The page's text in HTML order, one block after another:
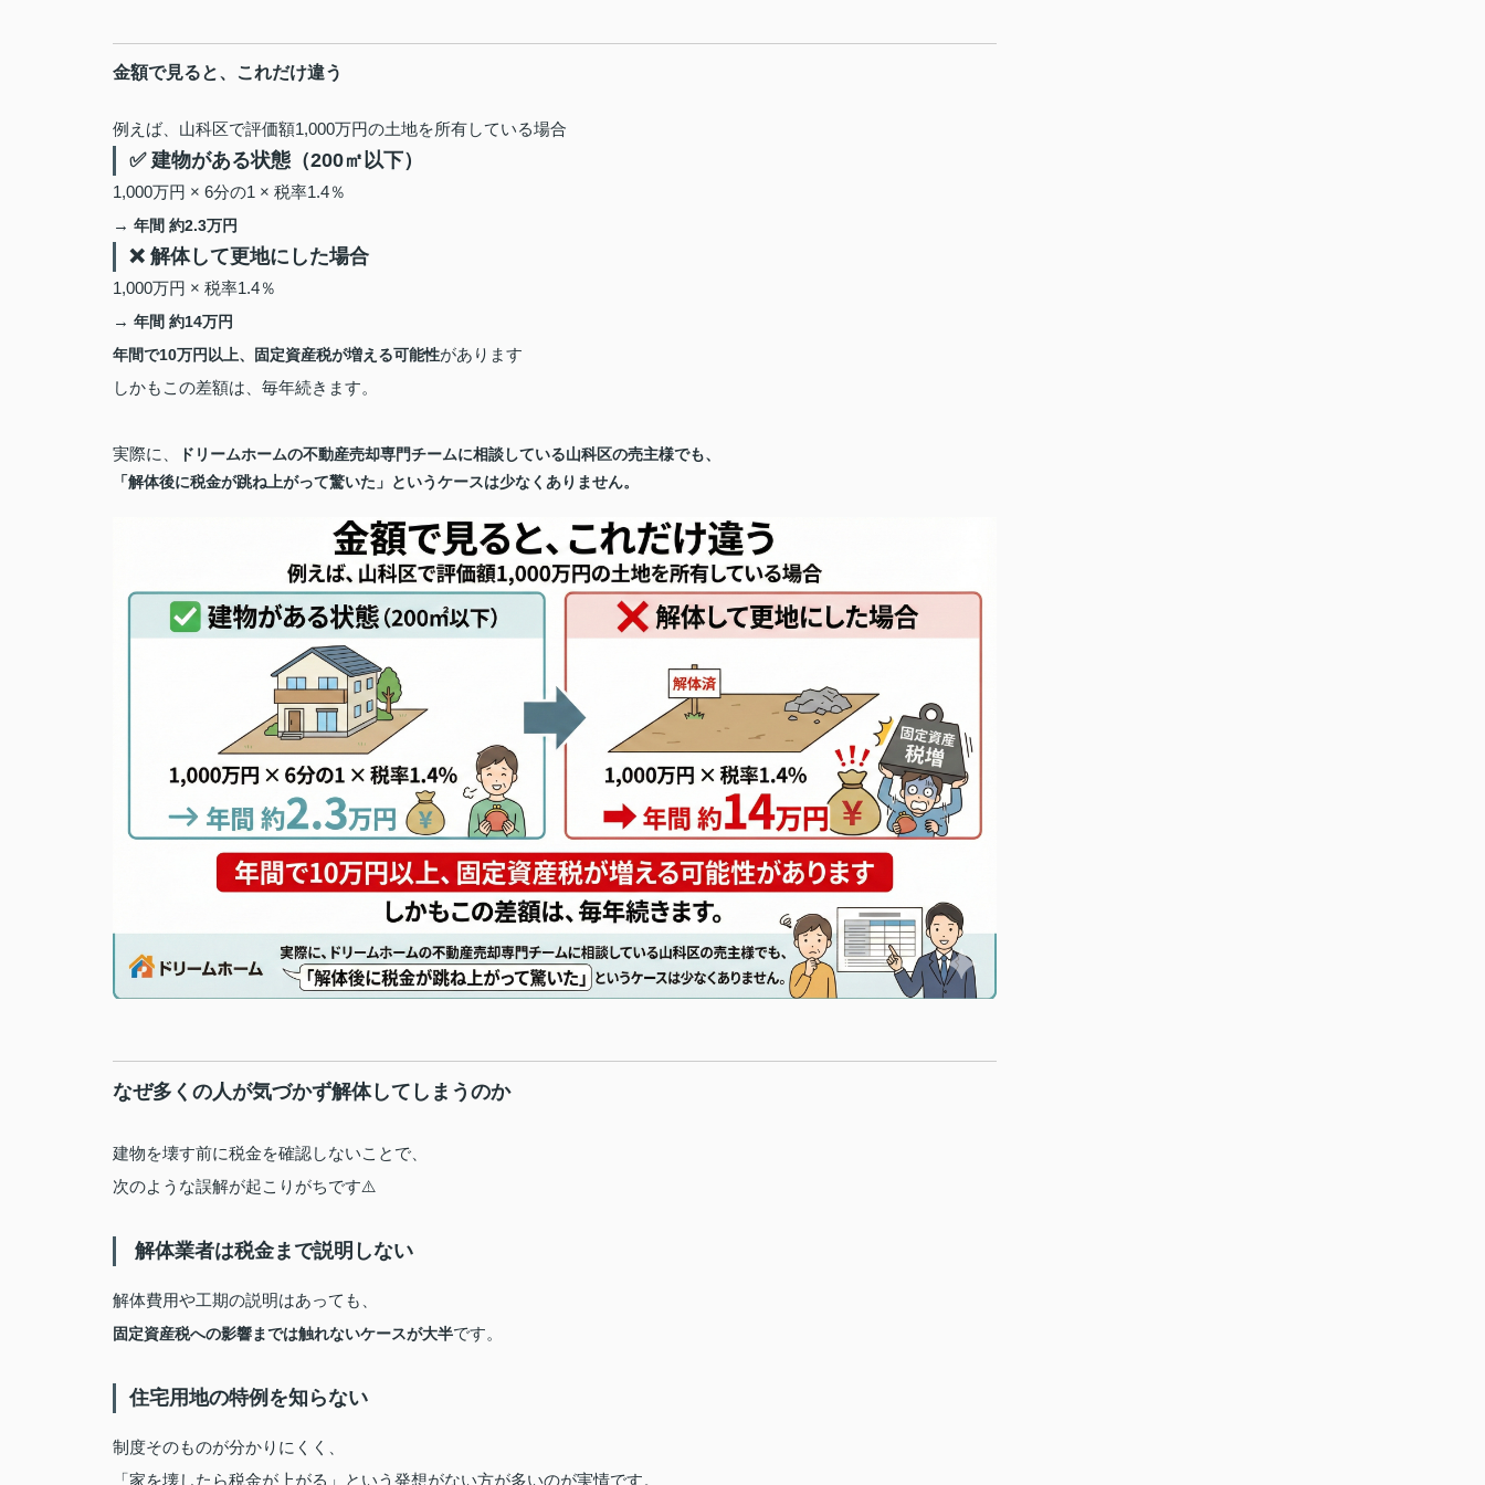
金額で見ると、これだけ違う
例えば、山科区で評価額1,000万円の土地を所有している場合
✅ 建物がある状態（200㎡以下）
1,000万円 × 6分の1 × 税率1.4％
→ 年間 約2.3万円
❌ 解体して更地にした場合
1,000万円 × 税率1.4％
→ 年間 約14万円
年間で10万円以上、固定資産税が増える可能性があります
しかもこの差額は、毎年続きます。
実際に、
ドリームホームの不動産売却専門チームに相談している山科区の売主様でも、
「解体後に税金が跳ね上がって驚いた」というケースは少なくありません。
なぜ多くの人が気づかず解体してしまうのか
建物を壊す前に税金を確認しないことで、
次のような誤解が起こりがちです⚠️
️ 解体業者は税金まで説明しない
解体費用や工期の説明はあっても、
固定資産税への影響までは触れないケースが大半です。
住宅用地の特例を知らない
制度そのものが分かりにくく、
「家を壊したら税金が上がる」という発想がない方が多いのが実情です。